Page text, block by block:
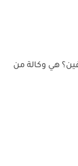
هي وكالة من